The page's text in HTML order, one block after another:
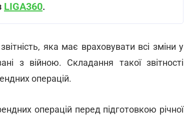
LIGA360.
яка має враховувати всі зміни у
з війною. Складання такої звітності
операцій.
операцій перед підготовкою річної